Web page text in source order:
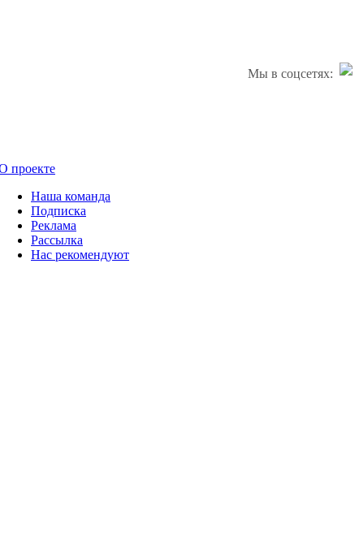
Мы в соцсетях:
проекте
Наша команда
Подписка
Реклама
Рассылка
Нас рекомендуют